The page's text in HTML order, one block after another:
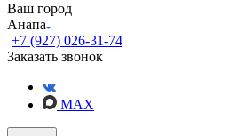
Ваш город
Анапа
+7 (927) 026-31-74
Заказать звонок
MAX